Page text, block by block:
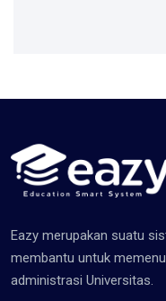
Eazy merupakan suatu
membantu untuk
administrasi Universitas.